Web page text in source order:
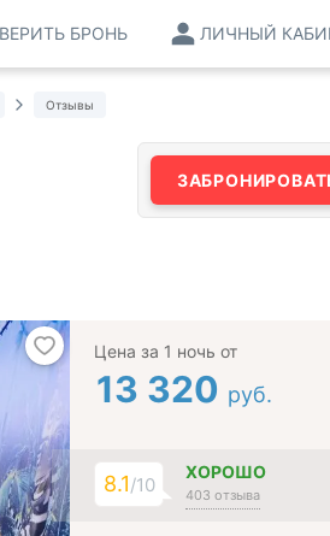
ЛИЧНЫЙ
БРОНЬ
Отзывы
Цена за 1 ночь от
13 320 руб.
8.1/10
ХОРОШО
403 отзыва